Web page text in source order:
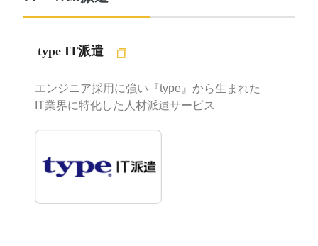
type IT派遣
エンジニア採用に強い『type』から生まれた
IT業界に特化した人材派遣サービス